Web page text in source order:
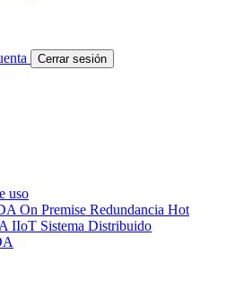
Cerrar sesión
uso
On Premise Redundancia Hot
IIoT Sistema Distribuido